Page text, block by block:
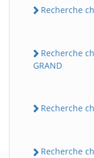
Recherche
Recherche
GRAND
Recherche
Recherche